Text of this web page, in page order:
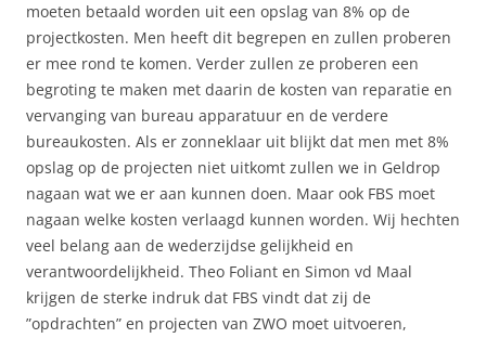
moeten betaald worden uit een opslag van 8% op de
projectkosten. Men heeft dit begrepen en zullen proberen
er mee rond te komen. Verder zullen ze proberen een
begroting te maken met daarin de kosten van reparatie en
vervanging van bureau apparatuur en de verdere
bureaukosten. Als er zonneklaar uit blijkt dat men met 8%
opslag op de projecten niet uitkomt zullen we in Geldrop
nagaan wat we er aan kunnen doen. Maar ook FBS moet
nagaan welke kosten verlaagd kunnen worden. Wij hechten
veel belang aan de wederzijdse gelijkheid en
verantwoordelijkheid. Theo Foliant en Simon vd Maal
krijgen de sterke indruk dat FBS vindt dat zij de
”opdrachten” en projecten van ZWO moet uitvoeren,